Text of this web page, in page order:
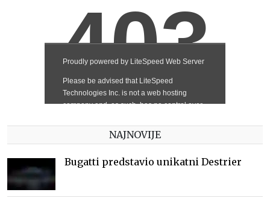
NAJNOVIJE
Bugatti predstavio unikatni Destrier